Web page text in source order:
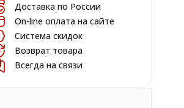
Доставка по России
On-line оплата на сайте
Система скидок
Возврат товара
Всегда на связи